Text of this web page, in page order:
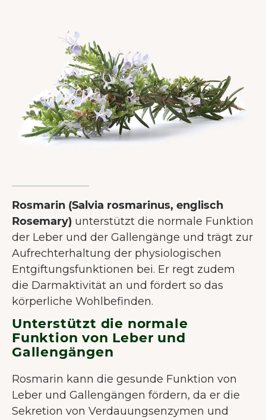
Rosmarin (Salvia rosmarinus, englisch
Rosemary) unterstützt die normale Funktion
der Leber und der Gallengänge und trägt zur
Aufrechterhaltung der physiologischen
Entgiftungsfunktionen bei. Er regt zudem
die Darmaktivität an und fördert so das
körperliche Wohlbefinden.
Unterstützt die normale
Funktion von Leber und
Gallengängen
Rosmarin kann die gesunde Funktion von
Leber und Gallengängen fördern, da er die
Sekretion von Verdauungsenzymen und